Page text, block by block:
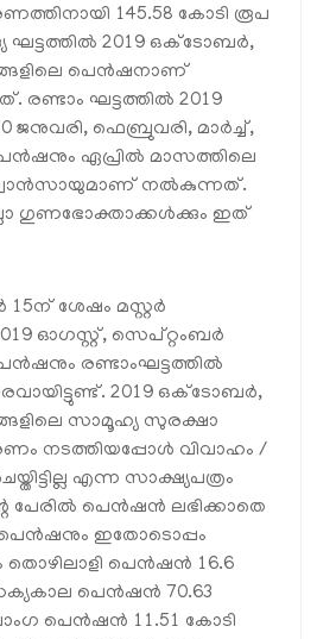
145.58 കോടി രൂപ
ഘട്ടത്തില്‍ 2019 ഒക്ടോബര്‍,
പെന്‍ഷനാണ്
രണ്ടാം ഘട്ടത്തില്‍ 2019
ജനുവരി, ഫെബ്രുവരി, മാര്‍ച്ച്,
ഏപ്രില്‍ മാസത്തിലെ
നല്‍കുന്നത്.
ഗുണഭോക്താക്കള്‍ക്കും ഇത്
ശേഷം മസ്റ്റര്‍
ഓഗസ്റ്റ്, സെപ്റ്റംബര്‍
രണ്ടാംഘട്ടത്തില്‍
2019 ഒക്ടോബര്‍,
സാമൂഹ്യ സുരക്ഷാ
നടത്തിയപ്പോള്‍ വിവാഹം /
എന്ന സാക്ഷ്യപത്രം
പേരില്‍ പെന്‍ഷന്‍ ലഭിക്കാതെ
ഇതോടൊപ്പം
തൊഴിലാളി പെന്‍ഷന്‍ 16.6
പെന്‍ഷന്‍ 70.63
പെന്‍ഷന്‍ 11.51 കോടി